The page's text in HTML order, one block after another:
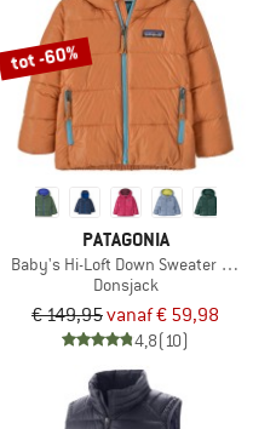
tot -60%
PATAGONIA
Baby's Hi-Loft Down Sweater Hoody
Donsjack
€ 149,95vanaf € 59,98
4,8(10)